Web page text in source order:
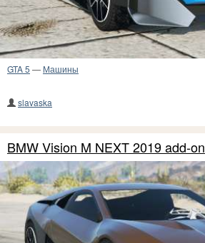
GTA 5 — Машины
slavaska
BMW Vision M NEXT 2019 add-on